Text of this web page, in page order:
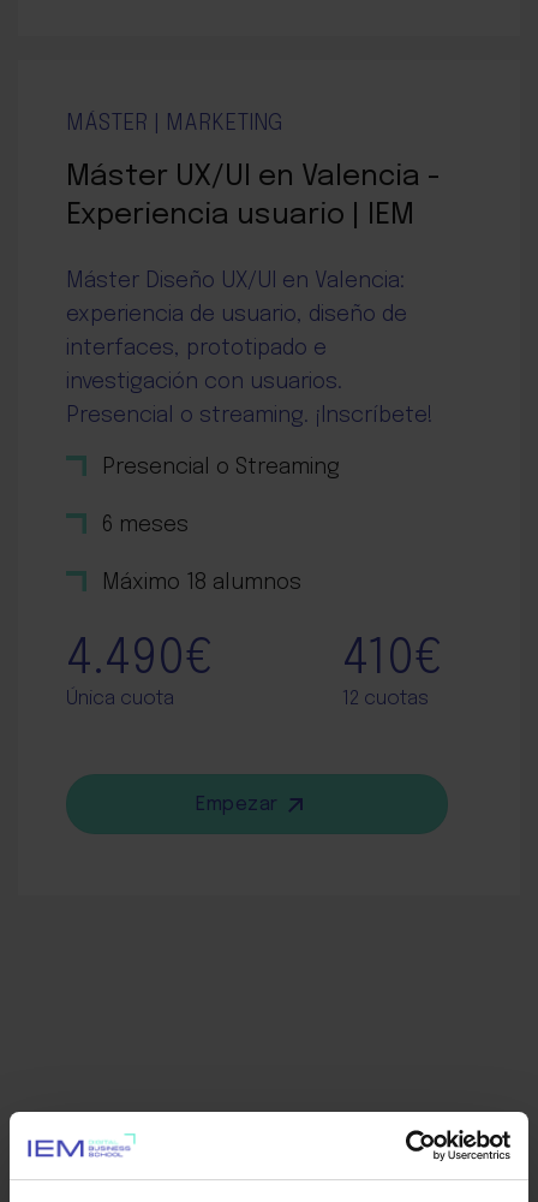
MÁSTER | MARKETING
Máster UX/UI en Valencia -
Experiencia usuario | IEM
Máster Diseño UX/UI en Valencia:
experiencia de usuario, diseño de
interfaces, prototipado e
investigación con usuarios.
Presencial o streaming. ¡Inscríbete!
Presencial o Streaming
6 meses
Máximo 18 alumnos
4.490€
Única cuota
410€
12 cuotas
Empezar
Otros programas